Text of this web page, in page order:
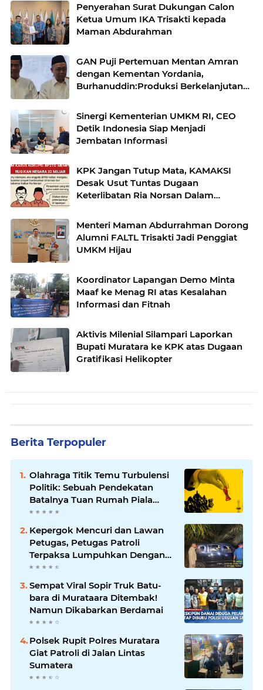
Penyerahan Surat Dukungan Calon
Ketua Umum IKA Trisakti kepada
Maman Abdurahman
GAN Puji Pertemuan Mentan Amran
dengan Kementan Yordania,
Burhanuddin:Produksi Berkelanjutan
Sinergi Kementerian UMKM RI, CEO
Detik Indonesia Siap Menjadi
Jembatan Informasi
KPK Jangan Tutup Mata, KAMAKSI
Desak Usut Tuntas Dugaan
Keterlibatan Ria Norsan Dalam
Menteri Maman Abdurrahman Dorong
Alumni FALTL Trisakti Jadi Penggiat
UMKM Hijau
Koordinator Lapangan Demo Minta
Maaf ke Menag RI atas Kesalahan
Informasi dan Fitnah
Aktivis Milenial Silampari Laporkan
Bupati Muratara ke KPK atas Dugaan
Gratifikasi Helikopter
Berita Terpopuler
Olahraga Titik Temu Turbulensi
Politik: Sebuah Pendekatan
Batalnya Tuan Rumah Piala
Dunia U-20
Kepergok Mencuri dan Lawan
Petugas, Petugas Patroli
Terpaksa Lumpuhkan Dengan
Peluru Karet
Sempat Viral Sopir Truk Batu-
bara di Murataara Ditembak!
Namun Dikabarkan Berdamai
Polsek Rupit Polres Muratara
Giat Patroli di Jalan Lintas
Sumatera